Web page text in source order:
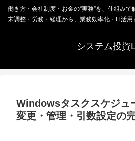
働き方・会社制度・お金の“実務”を、仕組み
末調整・労務・経理から、業務効率化・IT活用
システム投資
Windowsタスクスケジュ
変更・管理・引数設定の